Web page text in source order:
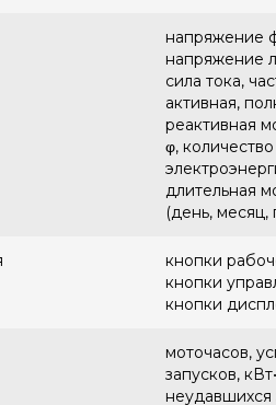
напряжение
напряжение
сила тока,
активная,
реактивная
φ, количество
длительная
(день, месяц,
кнопки
кнопки
кнопки
моточасов,
запусков,
неудавшихся